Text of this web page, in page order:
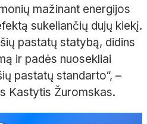
mažinant energijos
sukeliančių dujų kiekį.
pastatų statybą, didins
ir padės nuosekliai
pastatų standarto“, –
Kastytis Žuromskas.